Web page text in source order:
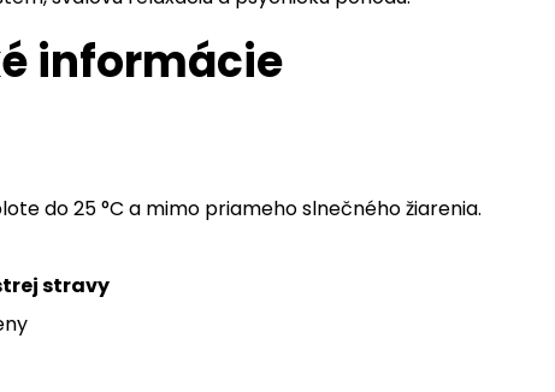
informácie
do 25 °C a mimo priameho slnečného žiarenia.
stravy